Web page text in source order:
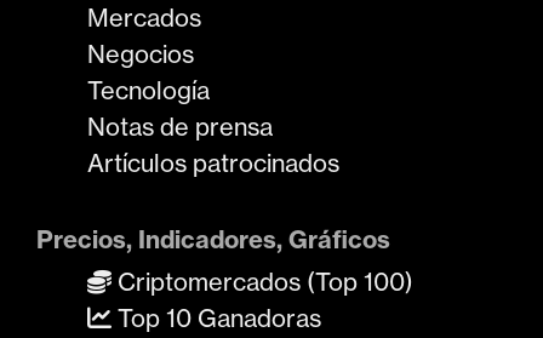
Mercados
Negocios
Tecnología
Notas de prensa
Artículos patrocinados
Precios, Indicadores, Gráficos
Criptomercados (Top 100)
Top 10 Ganadoras